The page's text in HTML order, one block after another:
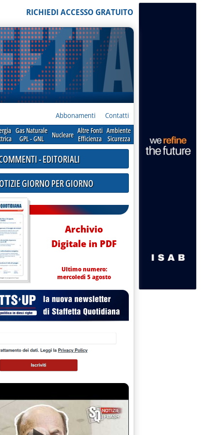
RICHIEDI ACCESSO GRATUITO
Abbonamenti Contatti
Gas Naturale
GPL - GNL
Nucleare Altre Fonti
Efficienza
Ambiente
Sicurezza
- EDITORIALI
GIORNO PER GIORNO
Archivio
Digitale in PDF
Ultimo numero:
mercoledì 5 agosto